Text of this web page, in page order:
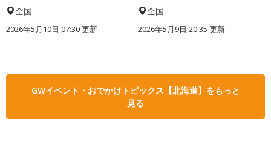
全国
2026年5月10日 07:30 更新
全国
2026年5月9日 20:35 更新
GWイベント・おでかけトピックス【北海道】をもっと
見る